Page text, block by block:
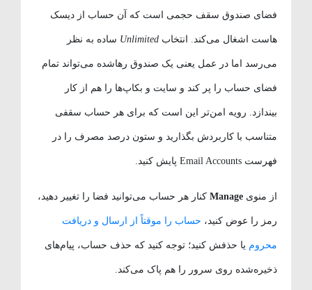
فضای صندوق سقف حجمی است که آن حساب از دیسک
هاست اشغال می‌کند. انتخابUnlimitedساده به نظر
می‌رسد اما در عمل یعنی یک صندوق رهاشده می‌تواند تمام
فضای حساب را پر کند و سایت و بکاپ‌ها را هم از کار
بیندازد. رویه امن‌تر این است که برای هر حساب سقفی
متناسب با کاربردش بگذارید و ستون درصد مصرف را در
فهرست Email Accounts پایش کنید.
از منویManageکنار هر حساب می‌توانید فضا را تغییر دهید،
رمز را عوض کنید،حساب را موقتاً از ارسال و دریافت
محروم یا حذفش کنید؛ توجه کنید که حذف حساب، پیام‌های
ذخیره‌شده روی سرور را هم پاک می‌کند.